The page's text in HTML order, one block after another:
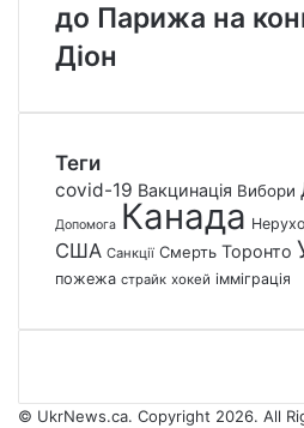
до Парижа на
Діон
Теги
covid-19 Вакцинація Вибори
Допомога Канада
США Санкції Смерть Торонто
пожежа страйк хокей імміграція
© UkrNews.ca. Copyright 2026. All